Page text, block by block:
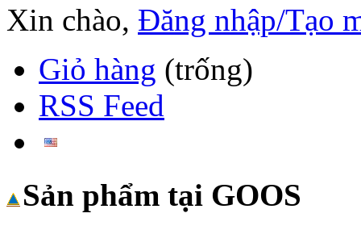
Xin chào, Đăng nhập/Tạo
Giỏ hàng (trống)
RSS Feed
Sản phẩm tại GOOS